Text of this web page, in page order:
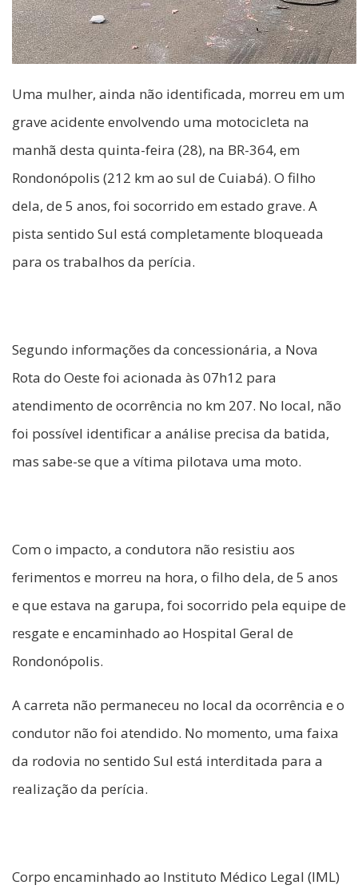
Uma mulher, ainda não identificada, morreu em um
grave acidente envolvendo uma motocicleta na
manhã desta quinta-feira (28), na BR-364, em
Rondonópolis (212 km ao sul de Cuiabá). O filho
dela, de 5 anos, foi socorrido em estado grave. A
pista sentido Sul está completamente bloqueada
para os trabalhos da perícia.
Segundo informações da concessionária, a Nova
Rota do Oeste foi acionada às 07h12 para
atendimento de ocorrência no km 207. No local, não
foi possível identificar a análise precisa da batida,
mas sabe-se que a vítima pilotava uma moto.
Com o impacto, a condutora não resistiu aos
ferimentos e morreu na hora, o filho dela, de 5 anos
e que estava na garupa, foi socorrido pela equipe de
resgate e encaminhado ao Hospital Geral de
Rondonópolis.
A carreta não permaneceu no local da ocorrência e o
condutor não foi atendido. No momento, uma faixa
da rodovia no sentido Sul está interditada para a
realização da perícia.
Corpo encaminhado ao Instituto Médico Legal (IML)